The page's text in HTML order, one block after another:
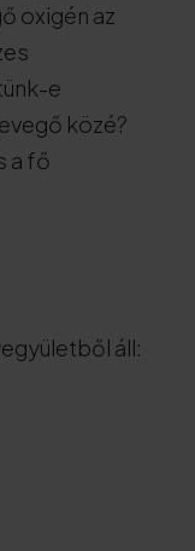
oxigén az
e
közé?
a fő
áll: